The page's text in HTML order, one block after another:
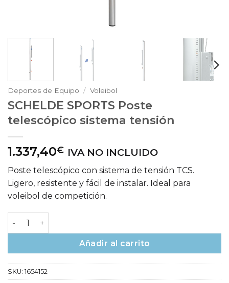
Deportes de Equipo / Voleibol
SCHELDE SPORTS Poste
telescópico sistema tensión
1.337,40€ IVA NO INCLUIDO
Poste telescópico con sistema de tensión TCS.
Ligero, resistente y fácil de instalar. Ideal para
voleibol de competición.
SCHELDE SPORTS Poste telescópico sistema tensión
Añadir al carrito
SKU: 1654152